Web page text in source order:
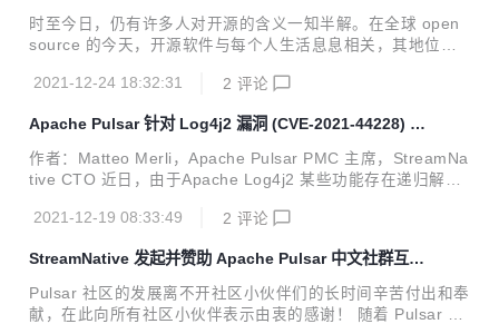
时至今日，仍有许多人对开源的含义一知半解。在全球 open
source 的今天，开源软件与每个人生活息息相关，其地位至
了「创新者」，开源开发模式造就了一些当今在用的最重要的
为这庞大浩瀚数字中的一环，Apache Pulsar 因为其自身的价
值而闪耀。StreamNative 作为由 Apache Pulsar 创始团队成
员组建的开源技术团队，始终致力于 Apache Pulsar 社区和
生态建设，同时围绕 Pulsar 打造下一代云原生批流融合数据
平台。StreamNative 技术...
2021-12-24 18:32:31 2 评论
Apache Pulsar 针对 Log4j2 漏洞 (CVE-2021-44228) 的
解决方案
作者：Matteo Merli，Apache Pulsar PMC 主席，StreamNa
tive CTO 近日，由于Apache Log4j2 某些功能存在递归解析
该漏洞的细节和修复进展可以参考 CVE-2021-44228[1]. Apa
们强烈建议您遵循 Apache Log4j 社区的建议并尽快修补您的
系统。 针对 Apache Pulsar 系统而言，有两种解决方法可以
修补 Pulsar 部署。您可以设置以下任一项： 1.Java属性： -
2021-12-19 08:33:49 2 评论
StreamNative 发起并赞助 Apache Pulsar 中文社群互助
组成员招募
Pulsar 社区的发展离不开社区小伙伴们的长时间辛苦付出和奉
献，在此向所有社区小伙伴表示由衷的感谢！ 随着 Pulsar 中